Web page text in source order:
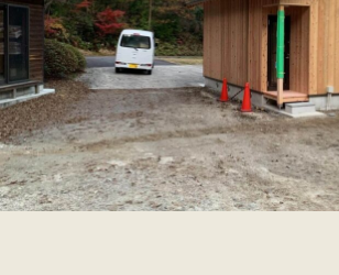
リノベーション
施工事例 お客様の声